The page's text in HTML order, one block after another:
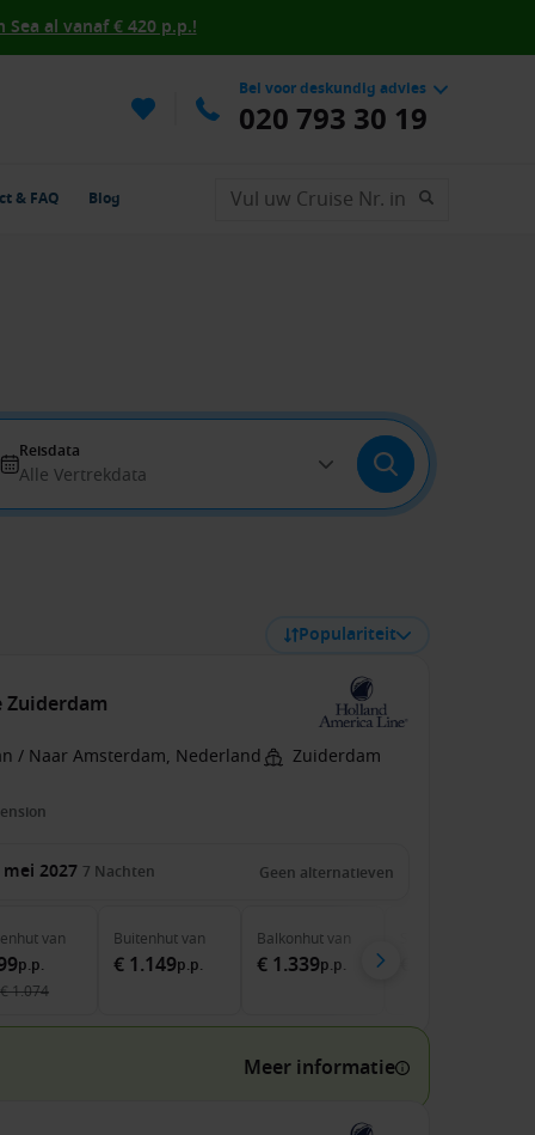
al vanaf € 420 p.p.!
Bel voor deskundig advies
020 793 30 19
& FAQ Blog
Reisdata
Alle Vertrekdata
Populariteit
/ Naar Amsterdam, Nederland Zuiderdam
mei 2027 7 Nachten Geen alternatieven
van
p.p.
€ 1.074
Buitenhutvan
€ 1.149p.p.
Balkonhutvan
€ 1.339p.p.
Meer informatie